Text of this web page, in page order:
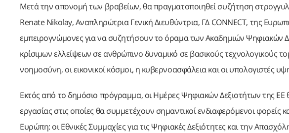
Μετά την απονομή των βραβείων, θα πραγματοποιηθεί συζήτηση
Renate Nikolay, Αναπληρώτρια Γενική Διευθύντρια, ΓΔ CONNECT, της
εμπειρογνώμονες για να συζητήσουν το όραμα των Ακαδημιών Ψηφιακών
κρίσιμων ελλείψεων σε ανθρώπινο δυναμικό σε βασικούς τεχνολογικούς
νοημοσύνη, οι εικονικοί κόσμοι, η κυβερνοασφάλεια και οι υπολογιστές
Εκτός από το δημόσιο πρόγραμμα, οι Ημέρες Ψηφιακών Δεξιοτήτων της ΕΕ
εργασίας στις οποίες θα συμμετέχουν σημαντικοί ενδιαφερόμενοι
Ευρώπη: οι Εθνικές Συμμαχίες για τις Ψηφιακές Δεξιότητες και την